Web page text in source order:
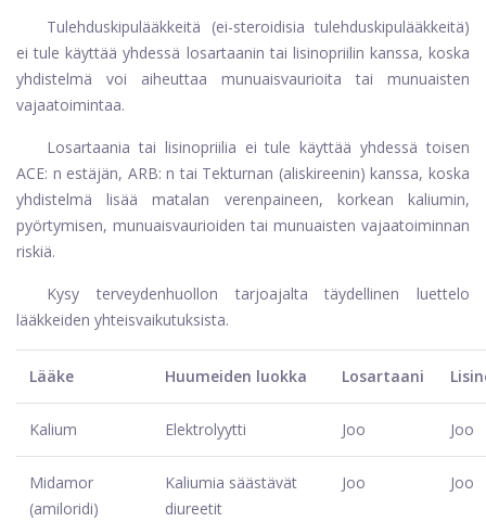
Tulehduskipulääkkeitä (ei-steroidisia tulehduskipulääkkeitä)
ei tule käyttää yhdessä losartaanin tai lisinopriilin kanssa, koska
yhdistelmä voi aiheuttaa munuaisvaurioita tai munuaisten
vajaatoimintaa.
Losartaania tai lisinopriilia ei tule käyttää yhdessä toisen
ACE: n estäjän, ARB: n tai Tekturnan (aliskireenin) kanssa, koska
yhdistelmä lisää matalan verenpaineen, korkean kaliumin,
pyörtymisen, munuaisvaurioiden tai munuaisten vajaatoiminnan
riskiä.
Kysy terveydenhuollon tarjoajalta täydellinen luettelo
lääkkeiden yhteisvaikutuksista.
Lääke Huumeiden luokka Losartaani
Kalium Elektrolyytti Joo Joo
Midamor
(amiloridi)
Kaliumia säästävät
diureetit
Joo Joo